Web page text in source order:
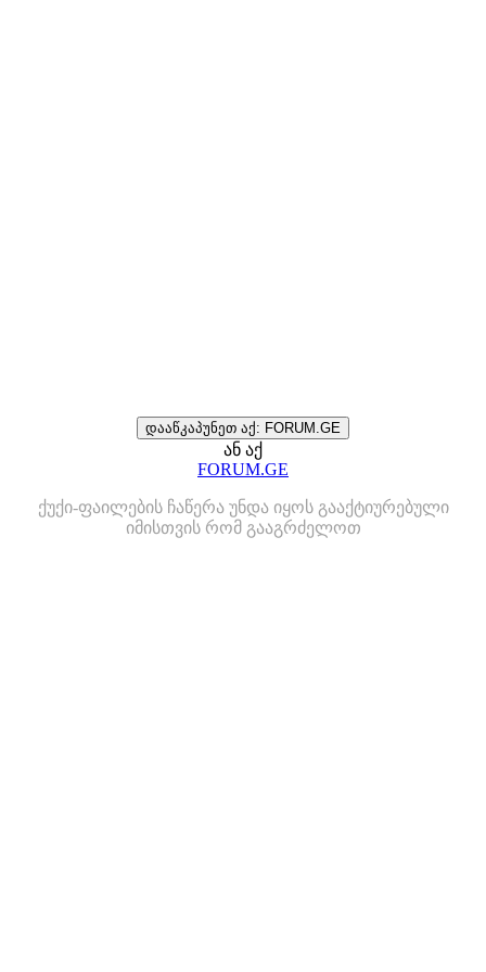
დააწკაპუნეთ აქ: FORUM.GE
ან აქ
FORUM.GE
ქუქი-ფაილების ჩაწერა უნდა იყოს გააქტიურებული
იმისთვის რომ გააგრძელოთ